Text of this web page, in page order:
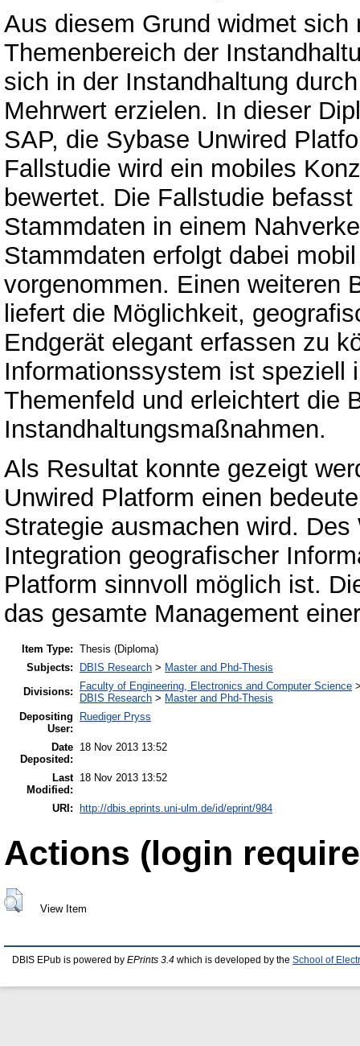
Aus diesem Grund widmet
Themenbereich der
sich in der Instandhaltung
Mehrwert erzielen. In dieser
SAP, die Sybase Unwired
Fallstudie wird ein mobiles
bewertet. Die Fallstudie
Stammdaten in einem
Stammdaten erfolgt dabei
vorgenommen. Einen weiteren
liefert die Möglichkeit,
Endgerät elegant erfassen zu
Informationssystem ist speziell
Themenfeld und erleichtert die
Instandhaltungsmaßnahmen.
Als Resultat konnte gezeigt
Unwired Platform einen
Strategie ausmachen wird.
Integration geografischer
Platform sinnvoll möglich ist.
das gesamte Management
Item Type: Thesis (Diploma)
Subjects:
DBIS Research > Master and Phd-Thesis
Divisions:
Faculty of Engineering, Electronics and Computer Science
DBIS Research > Master and Phd-Thesis
Depositing
User:
Ruediger Pryss
Date
Deposited:
18 Nov 2013 13:52
Last
Modified:
18 Nov 2013 13:52
URI: http://dbis.eprints.uni-ulm.de/id/eprint/984
Actions (login
View Item
DBIS EPub is powered by EPrints 3.4 which is developed by the School of